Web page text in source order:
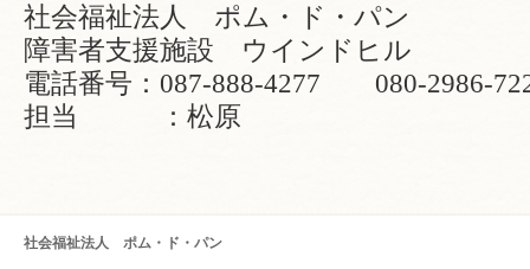
社会福祉法人 ポム・ド・パン
障害者支援施設 ウインドヒル
電話番号：087-888-4277 080-2986-
担当 ：松原
社会福祉法人 ポム・ド・パン